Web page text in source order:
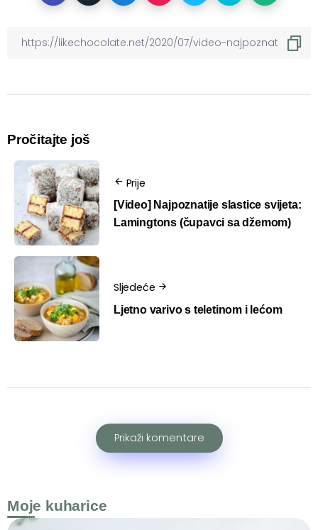
Pročitajte još
Prije
[Video] Najpoznatije slastice svijeta:
Lamingtons (čupavci sa džemom)
Sljedeće
Ljetno varivo s teletinom i lećom
Prikaži komentare
Moje kuharice